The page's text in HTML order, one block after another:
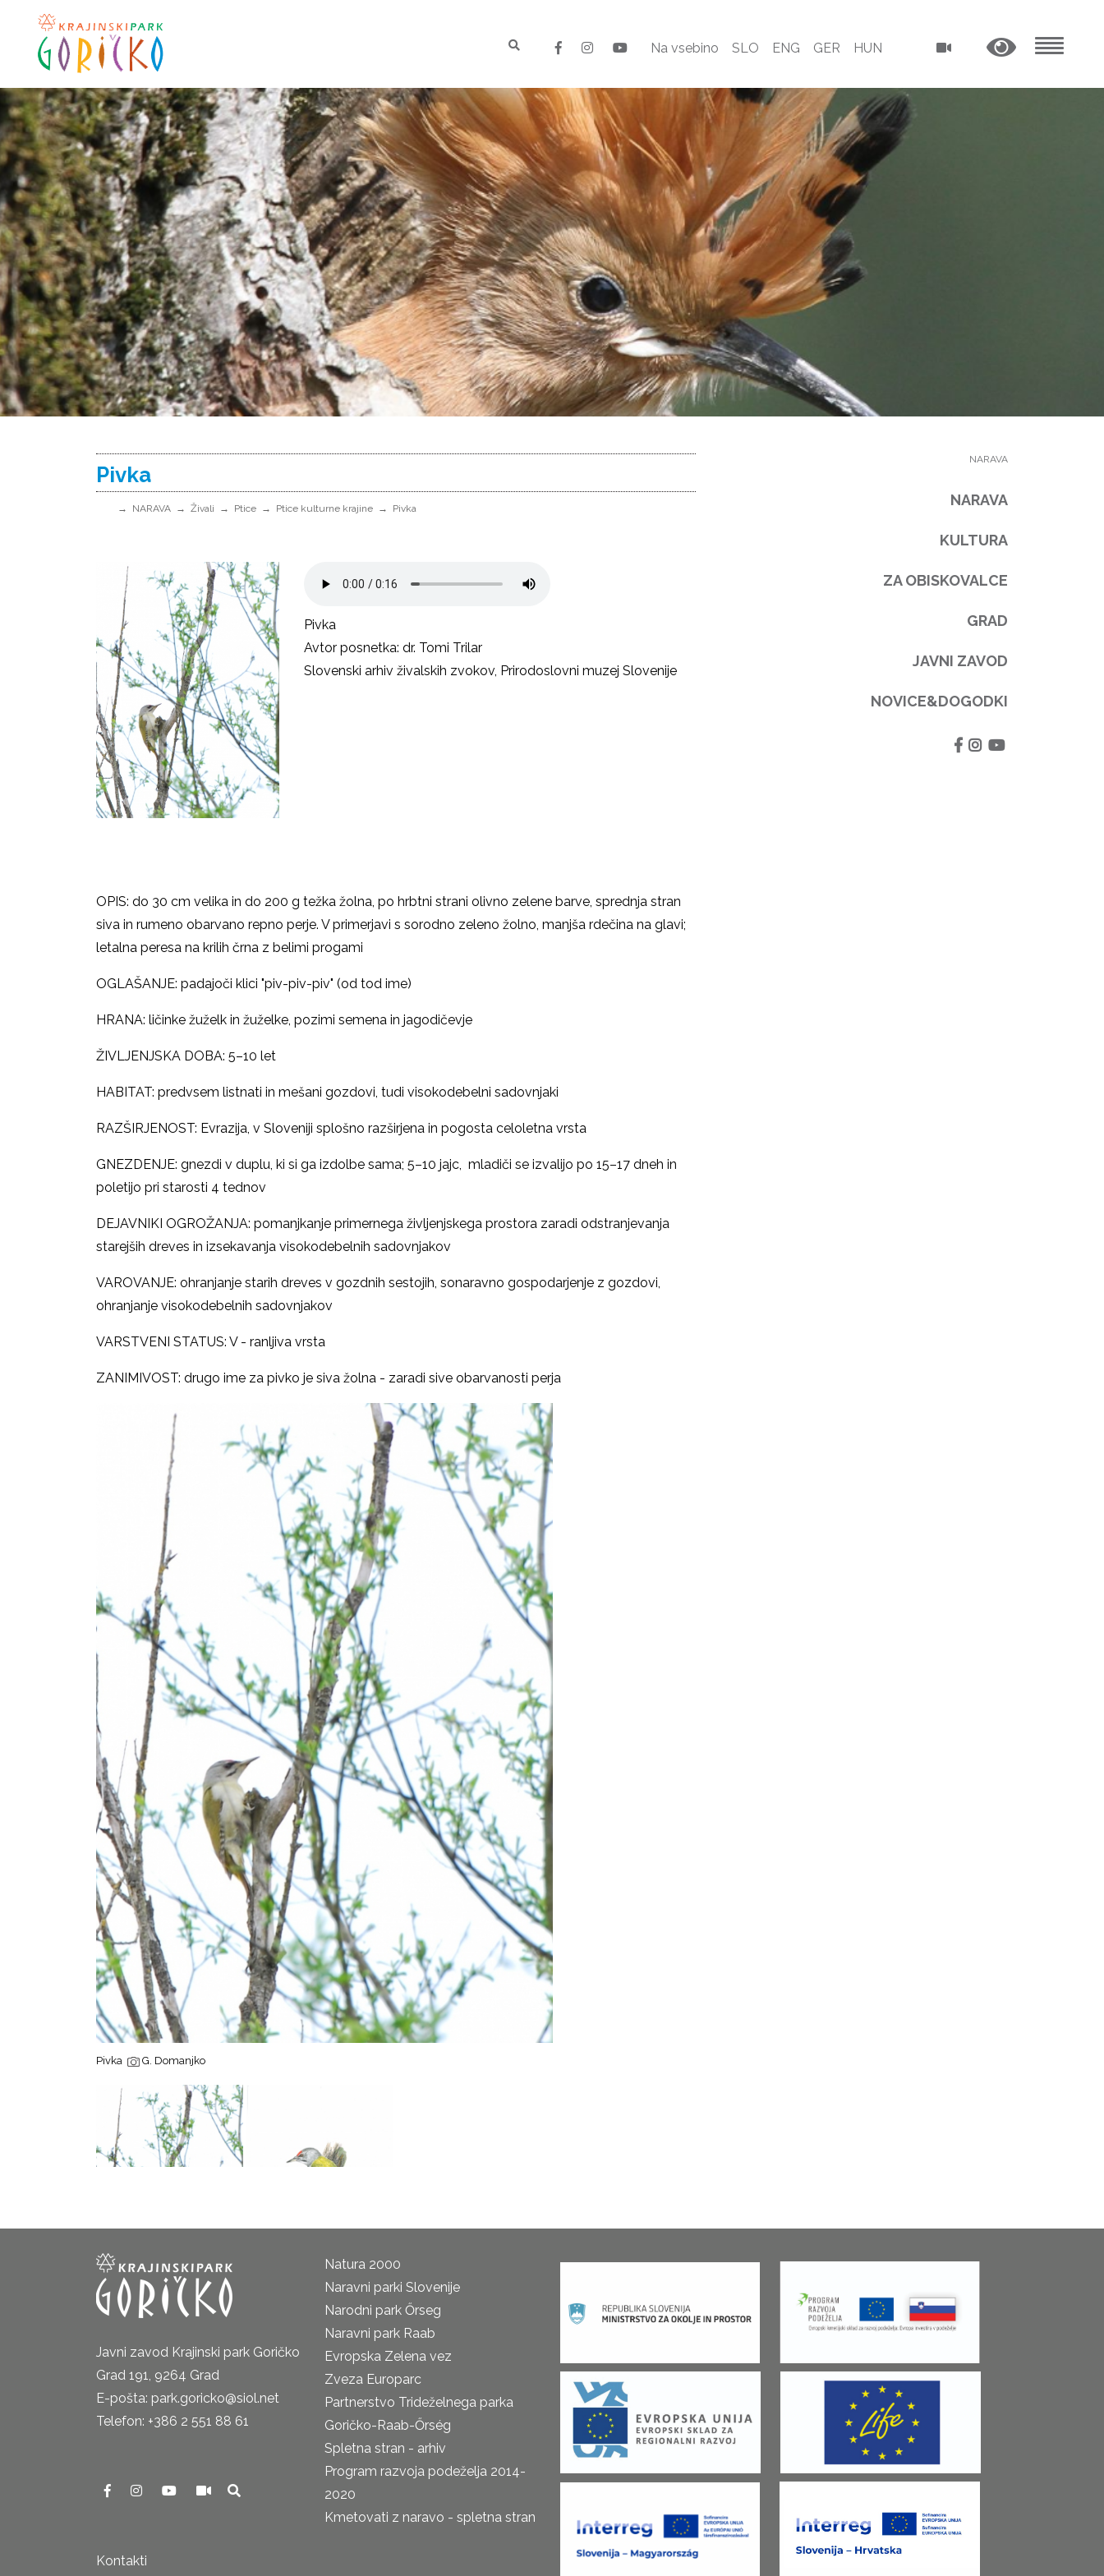
Na vsebino SLO ENG GER HUN
Pivka
NARAVA Živali Ptice Ptice kulturne krajine Pivka
Pivka
Avtor posnetka: dr. Tomi Trilar
Slovenski arhiv živalskih zvokov, Prirodoslovni muzej Slovenije
OPIS: do 30 cm velika in do 200 g težka žolna, po hrbtni strani olivno zelene barve, sprednja stran
siva in rumeno obarvano repno perje. V primerjavi s sorodno zeleno žolno, manjša rdečina na glavi;
letalna peresa na krilih črna z belimi progami
OGLAŠANJE: padajoči klici "piv-piv-piv" (od tod ime)
HRANA: ličinke žuželk in žuželke, pozimi semena in jagodičevje
ŽIVLJENJSKA DOBA: 5–10 let
HABITAT: predvsem listnati in mešani gozdovi, tudi visokodebelni sadovnjaki
RAZŠIRJENOST: Evrazija, v Sloveniji splošno razširjena in pogosta celoletna vrsta
GNEZDENJE: gnezdi v duplu, ki si ga izdolbe sama; 5–10 jajc, mladiči se izvalijo po 15–17 dneh in
poletijo pri starosti 4 tednov
DEJAVNIKI OGROŽANJA: pomanjkanje primernega življenjskega prostora zaradi odstranjevanja
starejših dreves in izsekavanja visokodebelnih sadovnjakov
VAROVANJE: ohranjanje starih dreves v gozdnih sestojih, sonaravno gospodarjenje z gozdovi,
ohranjanje visokodebelnih sadovnjakov
VARSTVENI STATUS: V - ranljiva vrsta
ZANIMIVOST: drugo ime za pivko je siva žolna - zaradi sive obarvanosti perja
Pivka G. Domanjko
NARAVA
NARAVA
KULTURA
ZA OBISKOVALCE
GRAD
JAVNI ZAVOD
NOVICE&DOGODKI
Javni zavod Krajinski park Goričko
Grad 191, 9264 Grad
E-pošta: park.goricko@siol.net
Telefon: +386 2 551 88 61
Kontakti
Natura 2000
Naravni parki Slovenije
Narodni park Őrseg
Naravni park Raab
Evropska Zelena vez
Zveza Europarc
Partnerstvo Trideželnega parka
Goričko-Raab-Őrség
Spletna stran - arhiv
Program razvoja podeželja 2014-
2020
Kmetovati z naravo - spletna stran